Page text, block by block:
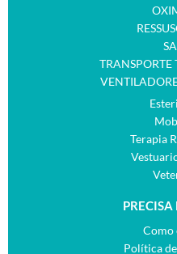
Terapia
Como
Política